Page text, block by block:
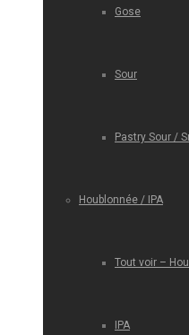
Gose
Sour
Pastry Sour /
Houblonnée / IPA
Tout voir –
IPA